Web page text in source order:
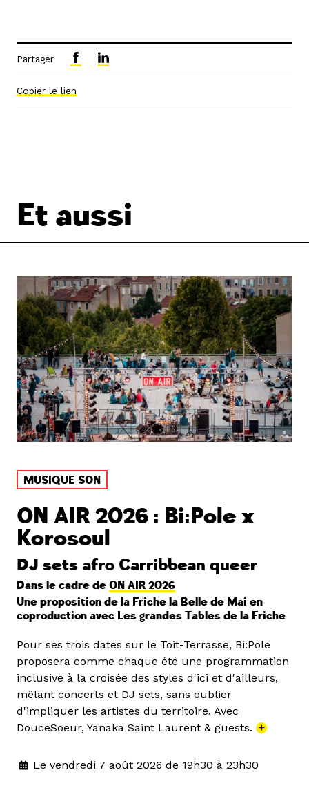
Partager
Copier le lien
Et aussi
MUSIQUE SON
ON AIR 2026 : Bi:Pole x
Korosoul
DJ sets afro Carribbean queer
Dans le cadre de ON AIR 2026
Une proposition de la Friche la Belle de Mai en
coproduction avec Les grandes Tables de la Friche
Pour ses trois dates sur le Toit-Terrasse, Bi:Pole
proposera comme chaque été une programmation
inclusive à la croisée des styles d'ici et d'ailleurs,
mêlant concerts et DJ sets, sans oublier
d'impliquer les artistes du territoire. Avec
DouceSoeur, Yanaka Saint Laurent & guests. +
Le vendredi 7 août 2026 de 19h30 à 23h30